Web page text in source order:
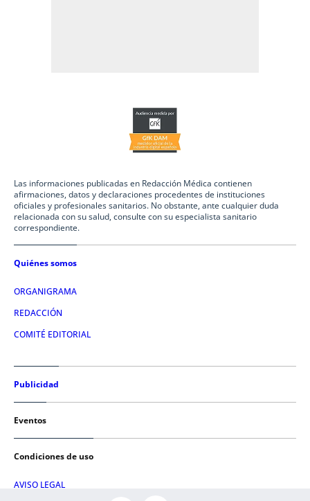
Las informaciones publicadas en Redacción Médica contienen
afirmaciones, datos y declaraciones procedentes de instituciones
oficiales y profesionales sanitarios. No obstante, ante cualquier duda
relacionada con su salud, consulte con su especialista sanitario
correspondiente.
Quiénes somos
ORGANIGRAMA
REDACCIÓN
COMITÉ EDITORIAL
Publicidad
Eventos
Condiciones de uso
AVISO LEGAL